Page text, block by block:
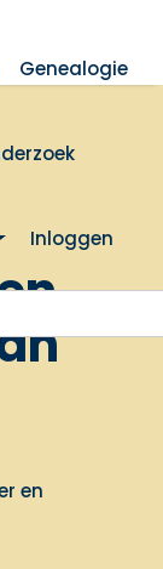
Genealogie
Inloggen
en